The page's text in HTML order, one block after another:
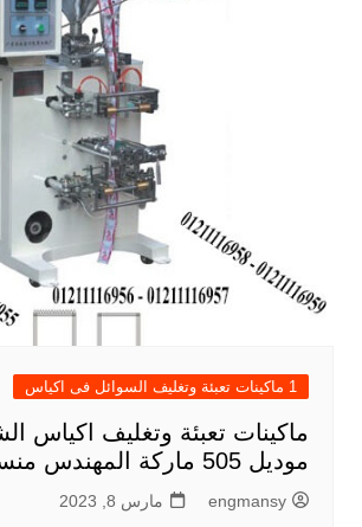
1 ماكينات تعبئة وتغليف السوائل فى اكياس
ماكينات تعبئة وتغليف اكياس
موديل 505 ماركة المهندس منسى
engmansy مارس 8, 2023